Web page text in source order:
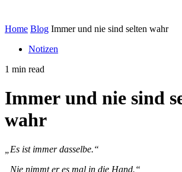
Home Blog Immer und nie sind selten wahr
Notizen
1 min read
Immer und nie sind
wahr
„Es ist immer dasselbe.“
„Nie nimmt er es mal in die Hand.“